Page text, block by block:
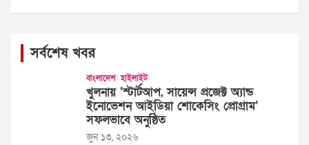
সর্বশেষ খবর
বাংলাদেশ হাইলাইট
খুলনায় ‘স্টার্টআপ, সায়েন্স প্রজেক্ট অ্যান্ড
ইনোভেশন আইডিয়া শোকেসিং প্রোগ্রাম’
সফলভাবে অনুষ্ঠিত
জুন ১৩, ২০২৬